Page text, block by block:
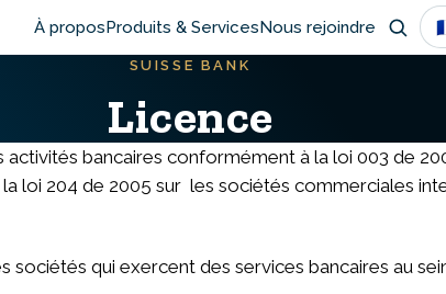
Main
navigation
À proposProduits & ServicesNous rejoindre
SUISSE BANK
Licence
bancaires conformément à la loi 003 de
loi 204 de 2005 sur les sociétés commerciales
sociétés qui exercent des services bancaires au